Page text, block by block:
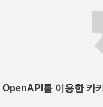
OpenAPI를 이용한 카